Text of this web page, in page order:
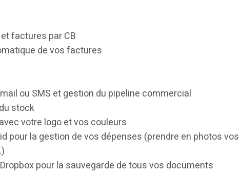
factures par CB
de vos factures
ou SMS et gestion du pipeline commercial
stock
votre logo et vos couleurs
pour la gestion de vos dépenses (prendre en photos vos
pour la sauvegarde de tous vos documents